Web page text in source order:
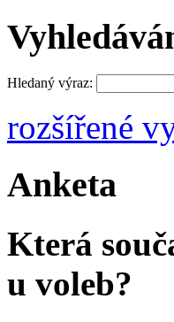
Hledaný výraz:
rozšířené
Anketa
Která
u voleb?